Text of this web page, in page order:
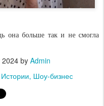
она больше так и не смогла
by Admin
Истории Шоу-бизнес